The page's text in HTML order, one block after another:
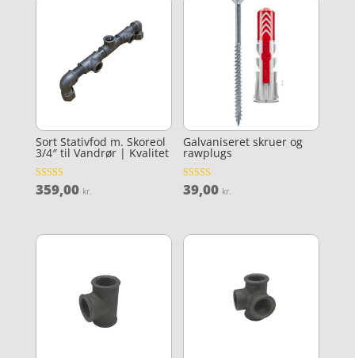
Sort Stativfod m. Skoreol
3/4″ til Vandrør | Kvalitet
Vurderet
4.8
359,00 kr.
Galvaniseret skruer og
rawplugs
Vurderet
3.8
39,00 kr.